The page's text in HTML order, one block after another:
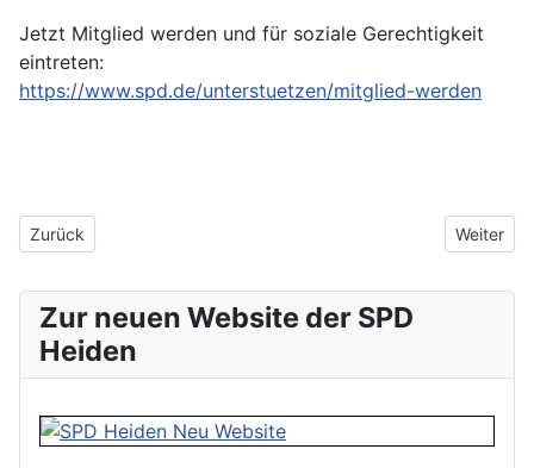
Jetzt Mitglied werden und für soziale Gerechtigkeit
eintreten:
https://www.spd.de/unterstuetzen/mitglied-werden
Vorheriger Beitrag: Nadine Heselhaus beim Neujahrsempfang
Zurück Nächster
Weiter
Zur neuen Website der SPD
Heiden